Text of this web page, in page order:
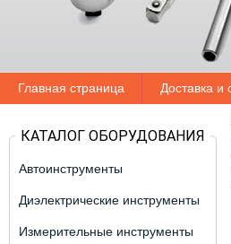
Главная страница Доставка и
КАТАЛОГ ОБОРУДОВАНИЯ
Автоинструменты
Диэлектрические инструменты
Измерительные инструменты